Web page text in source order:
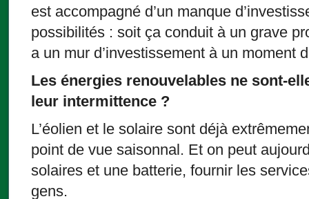
est accompagné d’un manque
possibilités : soit ça conduit à un grave
a un mur d’investissement à un moment
Les énergies renouvelables ne sont-
leur intermittence ?
L’éolien et le solaire sont déjà
point de vue saisonnal. Et on peut
solaires et une batterie, fournir les
gens.